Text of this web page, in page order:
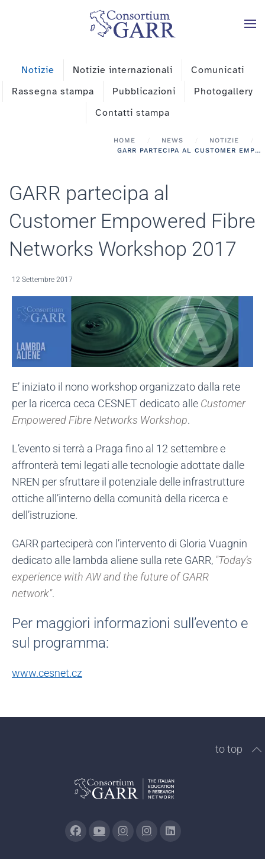
Skip to main content
Notizie Notizie internazionali
Comunicati
Rassegna stampa
Pubblicazioni
Photogallery
Contatti stampa
HOME NEWS
NOTIZIE
GARR PARTECIPA AL CUSTOMER EMPOWERED FIBRE NETWORKS WORKSHOP 2017
GARR partecipa al
Customer Empowered Fibre
Networks Workshop 2017
12 Settembre 2017
E’ iniziato il nono workshop organizzato dalla rete
per la ricerca ceca CESNET dedicato alle Customer
Empowered Fibre Networks Workshop.
L’evento si terrà a Praga fino al 12 settembre e
affronterà temi legati alle tecnologie adottate dalle
NREN per sfruttare il potenziale delle infrastrutture
ottiche all’interno della comunità della ricerca e
dell’istruzione.
GARR parteciperà con l’intervento di Gloria Vuagnin
dedicato alle lambda aliene sulla rete GARR, "Today’s
experience with AW and the future of GARR
network".
Per maggiori informazioni sull’evento e
sul programma:
www.cesnet.cz
to top